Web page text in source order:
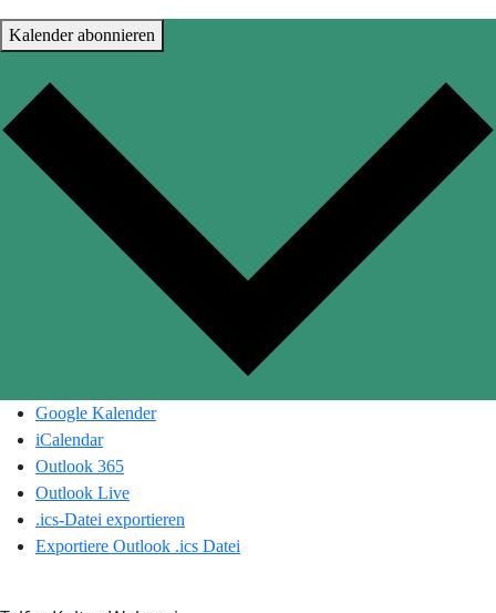
Kalender abonnieren
Google Kalender
iCalendar
Outlook 365
Outlook Live
.ics-Datei exportieren
Exportiere Outlook .ics Datei